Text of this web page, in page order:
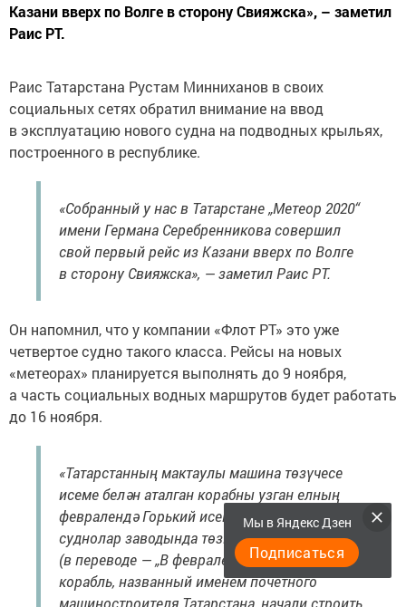
Казани вверх по Волге в сторону Свияжска», – заметил
Раис РТ.
Раис Татарстана Рустам Минниханов в своих
социальных сетях обратил внимание на ввод
в эксплуатацию нового судна на подводных крыльях,
построенного в республике.
«Собранный у нас в Татарстане „Метеор 2020“
имени Германа Серебренникова совершил
свой первый рейс из Казани вверх по Волге
в сторону Свияжска», — заметил Раис РТ.
Он напомнил, что у компании «Флот РТ» это уже
четвертое судно такого класса. Рейсы на новых
«метеорах» планируется выполнять до 9 ноября,
а часть социальных водных маршрутов будет работать
до 16 ноября.
«Татарстанның мактаулы машина төзүчесе
исеме белән аталган корабны узган елның
февралендә Горький исемендәге Яшел үзән
суднолар заводында төзи башлаганнар иде
(в переводе — „В феврале прошлого года
корабль, названный именем почетного
машиностроителя Татарстана, начали строить
Мы в Яндекс Дзен
Подписаться